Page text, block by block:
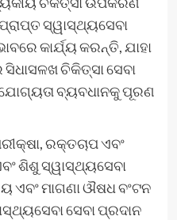
ସ୍ୱାସ୍ଥ୍ୟସେବା
କାର୍ଯ୍ୟ କରନ୍ତି, ଯାହା
ଚିକିତ୍ସା ସେବା
ବ୍ୟବଧାନକୁ ପୂରଣ
ରକ୍ତଚାପ ଏବଂ
ଶିଶୁ ସ୍ୱାସ୍ଥ୍ୟସେବା
ଏବଂ ମାଗଣା ଔଷଧ ବଂଟନ
ସେବା ପ୍ରଦାନ